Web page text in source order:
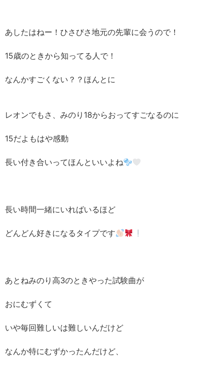
あしたはねー！ひさびさ地元の先輩に会うので！
15歳のときから知ってる人で！
なんかすごくない？？ほんとに
レオンでもさ、みのり18からおってすごなるのに
15だよもはや感動
長い付き合いってほんといいよね
長い時間一緒にいればいるほど
どんどん好きになるタイプです
あとねみのり高3のときやった試験曲が
おにむずくて
いや毎回難しいは難しいんだけど
なんか特にむずかったんだけど、